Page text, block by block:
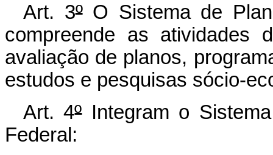
Art. 3ºO Sistema de
compreende as atividades
avaliação de planos,
estudos e pesquisas sócio-
Art. 4ºIntegram o
Federal: